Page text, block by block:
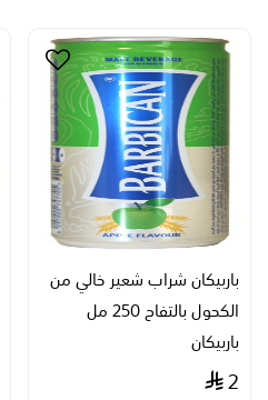
باربيكان شراب شعير خالي من
الكحول بالتفاح 250 مل
باربيكان
2